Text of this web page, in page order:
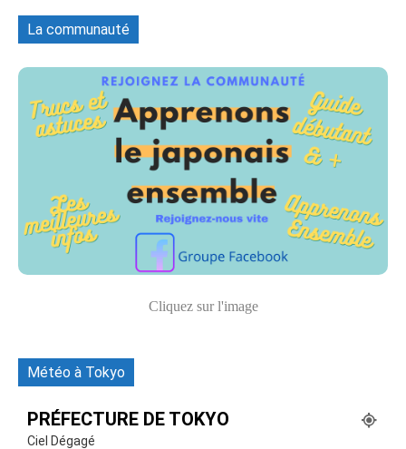
La communauté
Cliquez sur l'image
Météo à Tokyo
PRÉFECTURE DE TOKYO
Ciel Dégagé